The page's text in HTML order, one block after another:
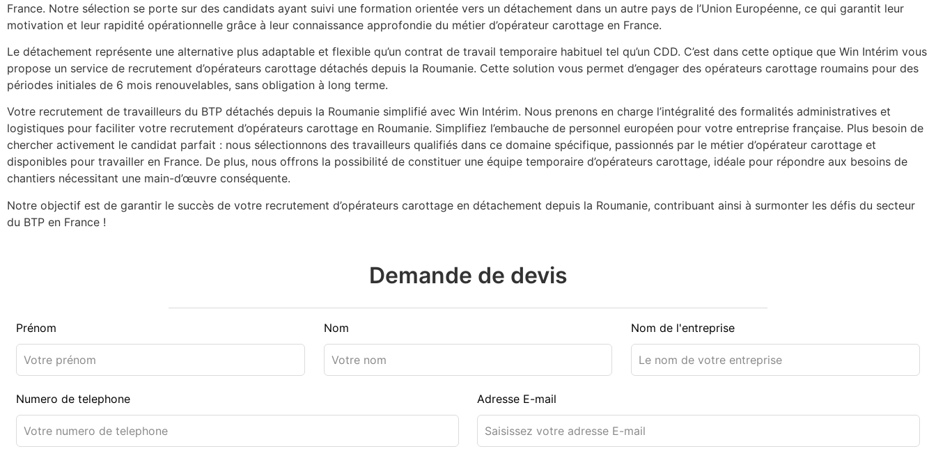
France. Notre sélection se porte sur des candidats ayant suivi une formation orientée vers un détachement dans un autre pays de l’Union Européenne, ce qui garantit leur
motivation et leur rapidité opérationnelle grâce à leur connaissance approfondie du métier d’opérateur carottage en France.
Le détachement représente une alternative plus adaptable et flexible qu’un contrat de travail temporaire habituel tel qu’un CDD. C’est dans cette optique que Win Intérim vous
propose un service de recrutement d’opérateurs carottage détachés depuis la Roumanie. Cette solution vous permet d’engager des opérateurs carottage roumains pour des
périodes initiales de 6 mois renouvelables, sans obligation à long terme.
Votre recrutement de travailleurs du BTP détachés depuis la Roumanie simplifié avec Win Intérim. Nous prenons en charge l’intégralité des formalités administratives et
logistiques pour faciliter votre recrutement d’opérateurs carottage en Roumanie. Simplifiez l’embauche de personnel européen pour votre entreprise française. Plus besoin de
chercher activement le candidat parfait : nous sélectionnons des travailleurs qualifiés dans ce domaine spécifique, passionnés par le métier d’opérateur carottage et
disponibles pour travailler en France. De plus, nous offrons la possibilité de constituer une équipe temporaire d’opérateurs carottage, idéale pour répondre aux besoins de
chantiers nécessitant une main-d’œuvre conséquente.
Notre objectif est de garantir le succès de votre recrutement d’opérateurs carottage en détachement depuis la Roumanie, contribuant ainsi à surmonter les défis du secteur
du BTP en France !
Demande de devis
Prénom Nom Nom de l'entreprise
Numero de telephone Adresse E-mail